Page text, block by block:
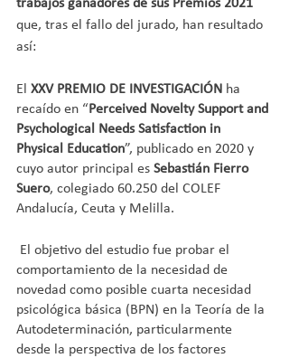
trabajos ganadores de sus Premios 2021
que, tras el fallo del jurado, han resultado
así:
El XXV PREMIO DE INVESTIGACIÓN ha
recaído en “ Perceived Novelty Support and
Psychological Needs Satisfaction in
Physical Education”, publicado en 2020 y
cuyo autor principal es Sebastián Fierro
Suero, colegiado 60.250 del COLEF
Andalucía, Ceuta y Melilla.
comportamiento de la necesidad de
novedad como posible cuarta necesidad
psicológica básica (BPN) en la Teoría de la
Autodeterminación, particularmente
desde la perspectiva de los factores